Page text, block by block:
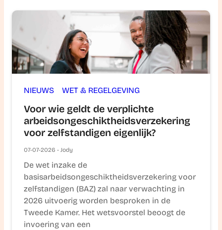
NIEUWS WET & REGELGEVING
Voor wie geldt de verplichte
arbeidsongeschiktheidsverzekering
voor zelfstandigen eigenlijk?
07-07-2026 - Jody
De wet inzake de
basisarbeidsongeschiktheidsverzekering voor
zelfstandigen (BAZ) zal naar verwachting in
2026 uitvoerig worden besproken in de
Tweede Kamer. Het wetsvoorstel beoogt de
invoering van een